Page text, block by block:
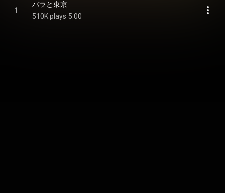
1
バラと東京
510K plays 5:00